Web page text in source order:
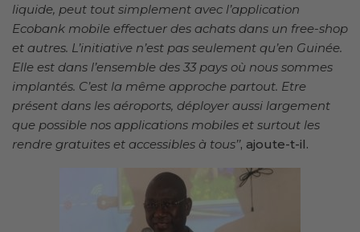
liquide, peut tout simplement avec l’application
Ecobank mobile effectuer des achats dans un free-shop
et autres. L’initiative n’est pas seulement qu’en Guinée.
Elle est dans l’ensemble des 33 pays où nous sommes
implantés. C’est la même approche partout. Etre
présent dans les aéroports, déployer aussi largement
que possible nos applications mobiles et surtout les
rendre gratuites et accessibles à tous’’, ajoute-t-il.